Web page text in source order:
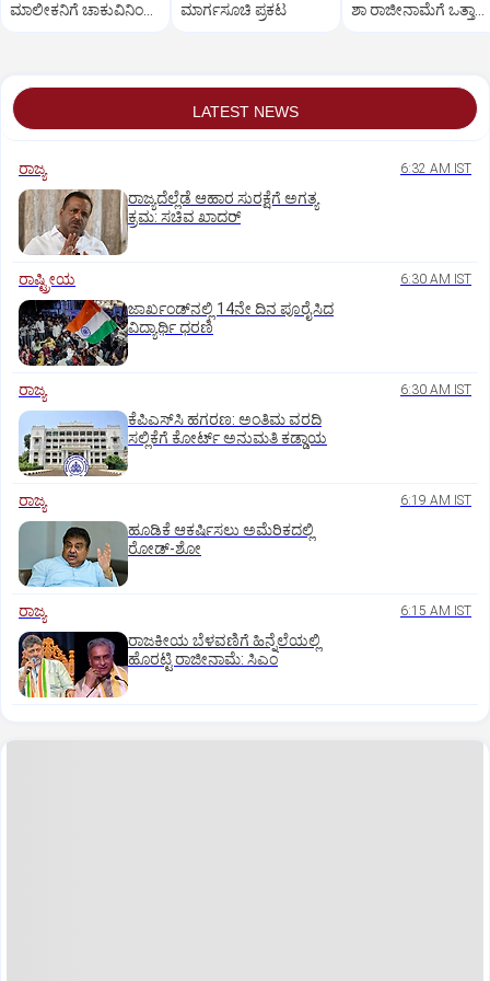
ಮಾಲೀಕನಿಗೆ ಚಾಕುವಿನಿಂದ
ಮಾರ್ಗಸೂಚಿ ಪ್ರಕಟ
ಶಾ ರಾಜೀನಾಮೆಗೆ
LATEST NEWS
ರಾಜ್ಯ 6:32 AM IST
ರಾಜ್ಯದೆಲ್ಲೆಡೆ ಆಹಾರ ಸುರಕ್ಷೆಗೆ ಅಗತ್ಯ
ಕ್ರಮ: ಸಚಿವ ಖಾದರ್
ರಾಷ್ಟ್ರೀಯ 6:30 AM IST
ಜಾರ್ಖಂಡ್‌ನಲ್ಲಿ 14ನೇ ದಿನ ಪೂರೈಸಿದ
ವಿದ್ಯಾರ್ಥಿ ಧರಣಿ
ರಾಜ್ಯ 6:30 AM IST
ಕೆಪಿಎಸ್‌ಸಿ ಹಗರಣ: ಅಂತಿಮ ವರದಿ
ಸಲ್ಲಿಕೆಗೆ ಕೋರ್ಟ್‌ ಅನುಮತಿ ಕಡ್ಡಾಯ
ರಾಜ್ಯ 6:19 AM IST
ಹೂಡಿಕೆ ಆಕರ್ಷಿಸಲು ಅಮೆರಿಕದಲ್ಲಿ
ರೋಡ್‌-ಶೋ
ರಾಜ್ಯ 6:15 AM IST
ರಾಜಕೀಯ ಬೆಳವಣಿಗೆ ಹಿನ್ನೆಲೆಯಲ್ಲಿ
ಹೊರಟ್ಟಿ ರಾಜೀನಾಮೆ: ಸಿಎಂ